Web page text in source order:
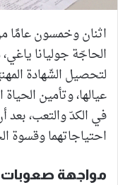
اثنان وخمسون عامًا
الحاجّة جوليانا
لتحصيل الشّهادة
في الكدّ والتعب، بعد
احتياجاتهما وقسوة
مواجهة صعوبات